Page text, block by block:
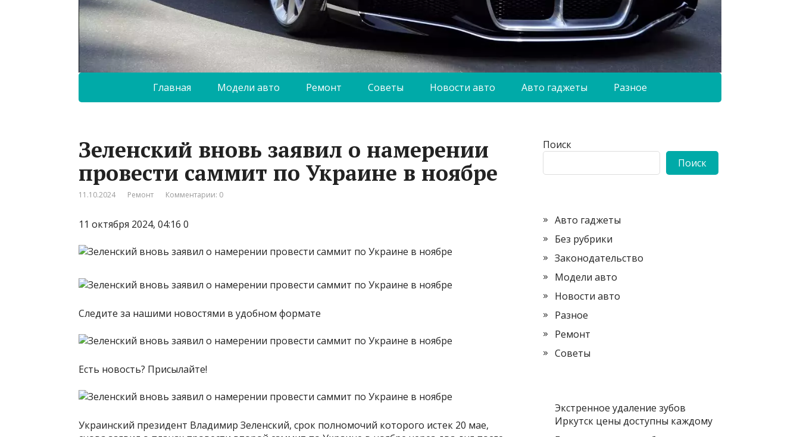
Главная Модели авто Ремонт Советы Новости авто Авто гаджеты Разное
Зеленский вновь заявил о намерении
провести саммит по Украине в ноябре
11.10.2024 Ремонт Комментарии: 0
11 октября 2024, 04:16 0
Следите за нашими новостями в удобном формате
Есть новость? Присылайте!
Украинский президент Владимир Зеленский, срок полномочий которого истек 20 мае,
Поиск
Поиск
Авто гаджеты
Без рубрики
Законодательство
Модели авто
Новости авто
Разное
Ремонт
Советы
Экстренное удаление зубов
Иркутск цены доступны каждому